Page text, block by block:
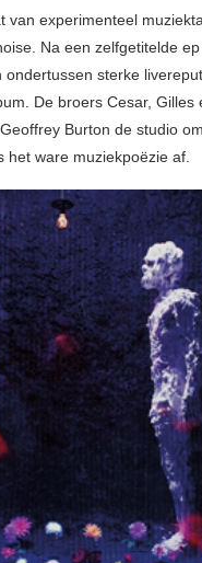
van experimenteel
Na een zelfgetitelde
ondertussen sterke
De broers Cesar, Gilles
Burton de studio
het ware muziekpoëzie af.